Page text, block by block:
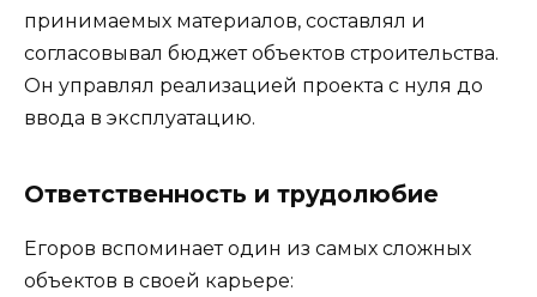
принимаемых материалов, составлял и
согласовывал бюджет объектов строительства.
Он управлял реализацией проекта с нуля до
ввода в эксплуатацию.
Ответственность и трудолюбие
Егоров вспоминает один из самых сложных
объектов в своей карьере: